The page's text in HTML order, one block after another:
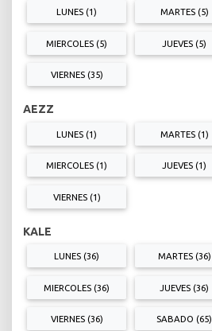
LUNES (1) MARTES (5)
MIERCOLES (5) JUEVES (5)
VIERNES (35)
AEZZ
LUNES (1) MARTES (1)
MIERCOLES (1) JUEVES (1)
VIERNES (1)
KALE
LUNES (36) MARTES (36)
MIERCOLES (36) JUEVES (36)
VIERNES (36) SABADO (65)